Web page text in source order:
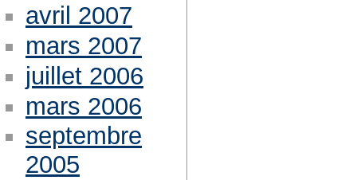
avril 2007
mars 2007
juillet 2006
mars 2006
septembre
2005